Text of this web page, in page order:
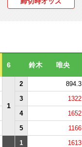
6 鈴木 唯央
1
2
894.3
3
1322
4
1652
5 1166
1
1613